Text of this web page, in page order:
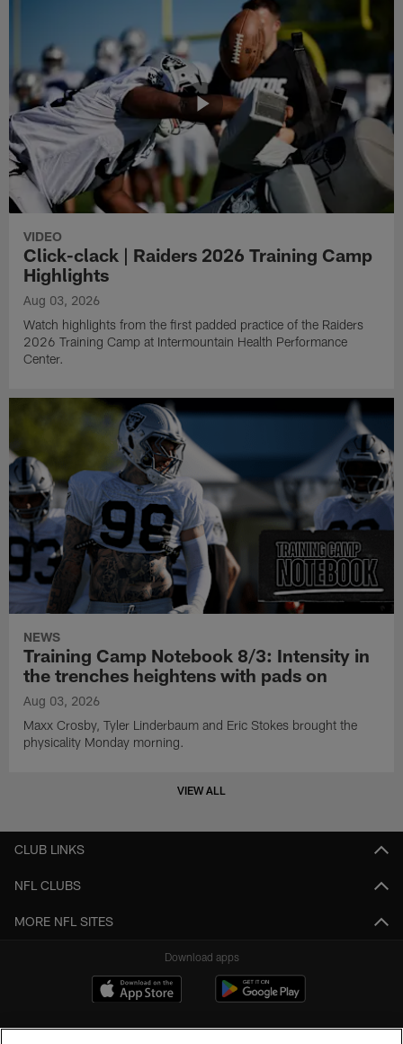
VIDEO
Click-clack | Raiders 2026 Training Camp
Highlights
Aug 03, 2026
Watch highlights from the first padded practice of the Raiders
2026 Training Camp at Intermountain Health Performance
Center.
NEWS
Training Camp Notebook 8/3: Intensity in
the trenches heightens with pads on
Aug 03, 2026
Maxx Crosby, Tyler Linderbaum and Eric Stokes brought the
physicality Monday morning.
VIEW ALL
CLUB LINKS
NFL CLUBS
MORE NFL SITES
Download apps